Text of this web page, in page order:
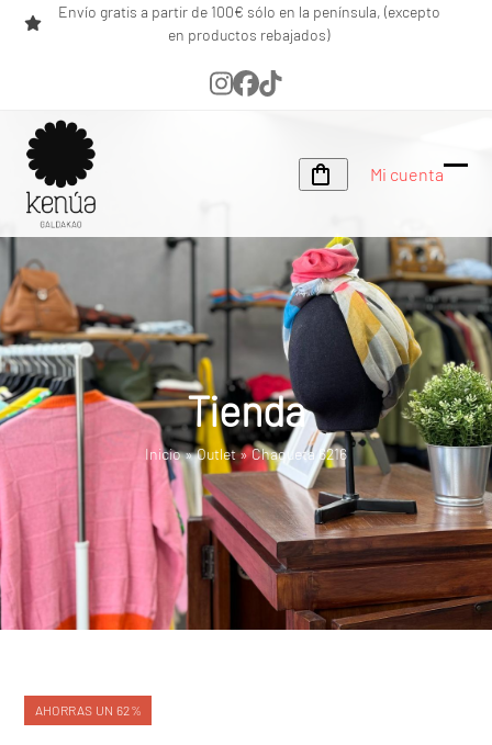
Skip
Envío gratis a partir de 100€ sólo en la península, (excepto
en productos rebajados)
Instagram
Facebook
Tiktok
Mi cuenta
Tienda
Inicio»Outlet»Chaqueta 6216
AHORRAS UN 62%